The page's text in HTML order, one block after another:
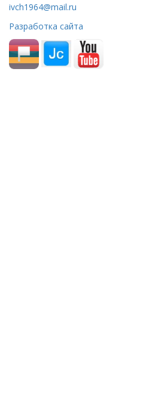
ivch1964@mail.ru
Разработка сайта